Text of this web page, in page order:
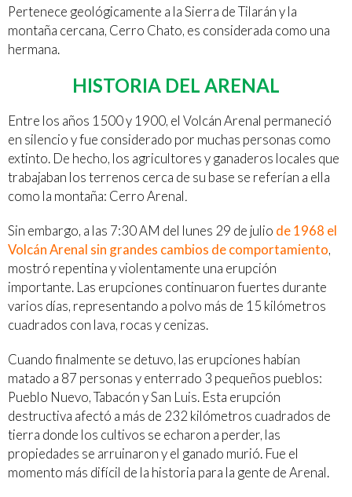
Pertenece geológicamente a la Sierra de Tilarán y la
montaña cercana, Cerro Chato, es considerada como una
hermana.
HISTORIA DEL ARENAL
Entre los años 1500 y 1900, el Volcán Arenal permaneció
en silencio y fue considerado por muchas personas como
extinto. De hecho, los agricultores y ganaderos locales que
trabajaban los terrenos cerca de su base se referían a ella
como la montaña: Cerro Arenal.
Sin embargo, a las 7:30 AM del lunes 29 de julio de 1968 el
Volcán Arenal sin grandes cambios de comportamiento,
mostró repentina y violentamente una erupción
importante. Las erupciones continuaron fuertes durante
varios días, representando a polvo más de 15 kilómetros
cuadrados con lava, rocas y cenizas.
Cuando finalmente se detuvo, las erupciones habían
matado a 87 personas y enterrado 3 pequeños pueblos:
Pueblo Nuevo, Tabacón y San Luis. Esta erupción
destructiva afectó a más de 232 kilómetros cuadrados de
tierra donde los cultivos se echaron a perder, las
propiedades se arruinaron y el ganado murió. Fue el
momento más difícil de la historia para la gente de Arenal.